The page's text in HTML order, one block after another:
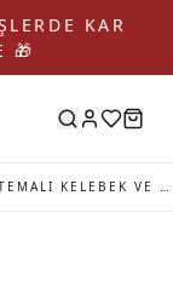
KAR
🎁
MONARCH BUTTERFLY DOĞA TEMALI KELEBEK VE YAPRAK TASARIMLI MODERN GÜMÜŞ KOLY